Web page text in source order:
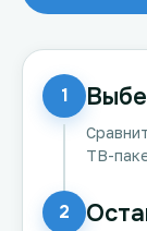
1
ТВ-
2